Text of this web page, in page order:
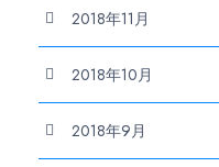
2018年11月
2018年10月
2018年9月